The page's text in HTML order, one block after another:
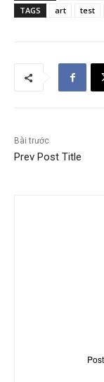
TAGS
art test
Bài trước
Prev Post Title